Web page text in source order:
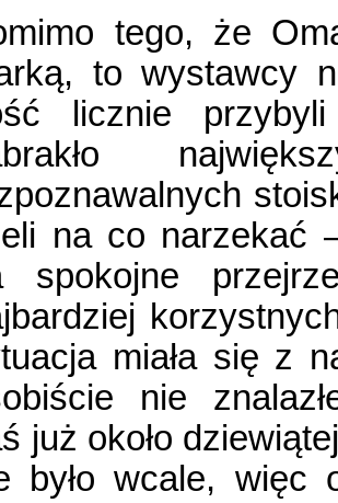
tego, że
to wystawcy
licznie
na co narzekać
spokojne
miała się z
nie
już około
było wcale, więc